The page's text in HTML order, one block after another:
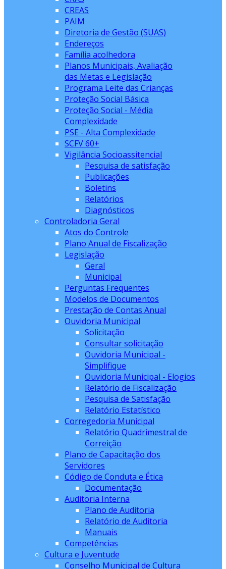
CREAS
PAIM
Diretoria de Gestão (SUAS)
Endereços
Família acolhedora
Planos Municipais, Avaliação
das Metas e Legislação
Programa Leite das Crianças
Proteção Social Básica
Proteção Social - Média
Complexidade
PSE - Alta Complexidade
SCFV 60+
Vigilância Socioassitencial
Pesquisa de satisfação
Publicações
Boletins
Relatórios
Diagnósticos
Controladoria Geral
Atos do Controle
Plano Anual de Fiscalização
Legislação
Geral
Municipal
Perguntas Frequentes
Modelos de Documentos
Prestação de Contas Anual
Ouvidoria Municipal
Solicitação
Consultar solicitação
Ouvidoria Municipal -
Simplifique
Ouvidoria Municipal - Elogios
Relatório de Fiscalização
Pesquisa de Satisfação
Relatório Estatístico
Corregedoria Municipal
Relatório Quadrimestral de
Correição
Plano de Capacitação dos
Servidores
Código de Conduta e Ética
Documentação
Auditoria Interna
Plano de Auditoria
Relatório de Auditoria
Manuais
Competências
Cultura e Juventude
Conselho Municipal de Cultura